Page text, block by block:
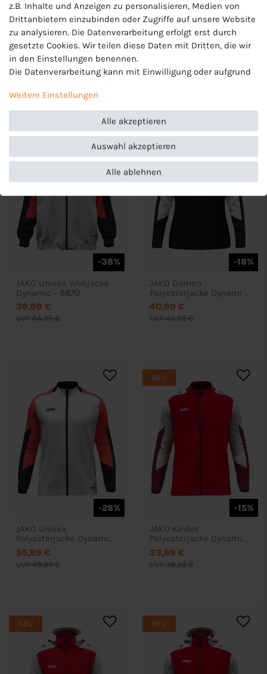
-38%
JAKO Unisex
Lightweightjacke Flow -
9876
UVP 79,99 €
49,99 €
-20%
JAKO Kinder
Lightweightjacke Flow -
UVP 69,99 €
-38%
JAKO Unisex Webjacke
Dynamic - 9870
UVP 64,99 €
39,99 €
-18%
NEU
JAKO Damen
Polyesterjacke Dynami -
9370D
UVP 49,99 €
40,99 €
-28%
JAKO Unisex
Polyesterjacke Dynamic
- 9370
UVP 49,99 €
35,99 €
-15%
NEU
JAKO Kinder
Polyesterjacke Dynamic
- 9370
UVP 39,99 €
33,99 €
NEU NEU
z.B. Inhalte und Anzeigen zu personalisieren, Medien von
Drittanbietern einzubinden oder Zugriffe auf unsere Website
zu analysieren. Die Datenverarbeitung erfolgt erst durch
gesetzte Cookies. Wir teilen diese Daten mit Dritten, die wir
in den Einstellungen benennen.
Die Datenverarbeitung kann mit Einwilligung oder aufgrund
kann erteilt oder abgelehnt werden. Es besteht das Recht,
nicht einzuwilligen und die Einwilligung zu einem späteren
Zeitpunkt zu ändern oder zu widerrufen. Beachten Sie unser
Impressumund weitere Hinweise zur Verwendung
personenbezogener Daten in unsererDaten­schutz­erklärung
Weitere Einstellungen
Alle akzeptieren
Alle ablehnen
Auswahl akzeptieren